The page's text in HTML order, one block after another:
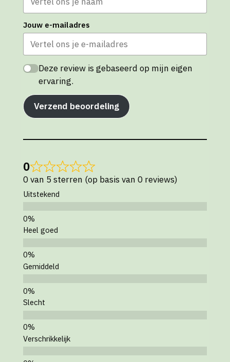
Jouw e-mailadres
Deze review is gebaseerd op mijn eigen
ervaring.
Verzend beoordeling
0
0 van 5 sterren (op basis van 0 reviews)
Uitstekend
Heel goed
Gemiddeld
Slecht
Verschrikkelijk